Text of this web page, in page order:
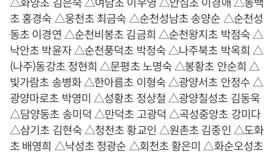
초 홍경숙 △웅천초 최금숙 △순천성남초 송양순 △순천성
동초 이경연 △순천비봉초 김금희 △순천왕지초 박점숙 △
낙안초 박윤자 △순천풍덕초 박정숙 △나주북초 박옥희 △
(나주)동강초 정현희 △문평초 노명숙 △봉황초 안순희 △
빛가람초 송병화 △한아름초 이형숙 △광양서초 안정수 △
광양마로초 박영미 △성황초 정상철 △광양칠성초 김동욱
△담양동초 송미덕 △만덕초 고광덕 △곡성중앙초 강미다
△삼기초 김현숙 △청천초 황교인 △원촌초 김종인 △도화
초 배영희 △낙성초 정광순 △회천초 황은미 △화순오성초